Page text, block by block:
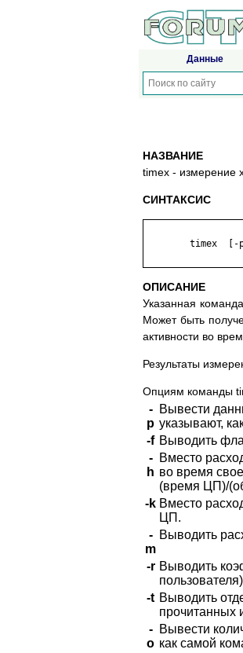
Данные
НАЗВАНИЕ
timex - измерение
СИНТАКСИС
ОПИСАНИЕ
Указанная
Может быть
активности во
Результаты
Опциям команды
-
p
Вывести
указывают,
-f Выводить
-
h
Вместо
во время
(время ЦП)/
-k Вместо
ЦП.
-
m
Выводить
-r Выводить
-t Выводить
прочитанных
-
o
Вывести
как самой